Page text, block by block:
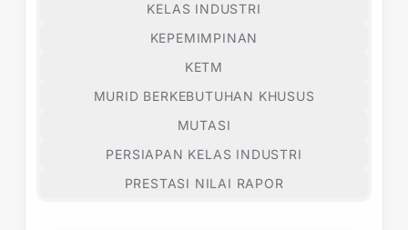
KELAS INDUSTRI
KEPEMIMPINAN
KETM
MURID BERKEBUTUHAN KHUSUS
MUTASI
PERSIAPAN KELAS INDUSTRI
PRESTASI NILAI RAPOR